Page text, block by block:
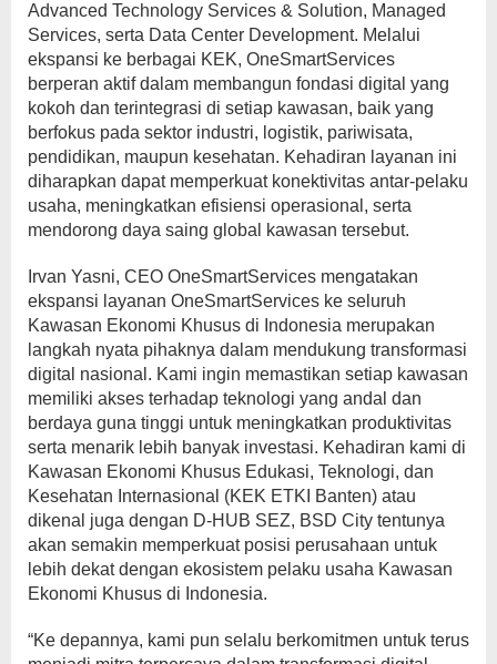
Advanced Technology Services & Solution, Managed
Services, serta Data Center Development. Melalui
ekspansi ke berbagai KEK, OneSmartServices
berperan aktif dalam membangun fondasi digital yang
kokoh dan terintegrasi di setiap kawasan, baik yang
berfokus pada sektor industri, logistik, pariwisata,
pendidikan, maupun kesehatan. Kehadiran layanan ini
diharapkan dapat memperkuat konektivitas antar-pelaku
usaha, meningkatkan efisiensi operasional, serta
mendorong daya saing global kawasan tersebut.
Irvan Yasni, CEO OneSmartServices mengatakan
ekspansi layanan OneSmartServices ke seluruh
Kawasan Ekonomi Khusus di Indonesia merupakan
langkah nyata pihaknya dalam mendukung transformasi
digital nasional. Kami ingin memastikan setiap kawasan
memiliki akses terhadap teknologi yang andal dan
berdaya guna tinggi untuk meningkatkan produktivitas
serta menarik lebih banyak investasi. Kehadiran kami di
Kawasan Ekonomi Khusus Edukasi, Teknologi, dan
Kesehatan Internasional (KEK ETKI Banten) atau
dikenal juga dengan D-HUB SEZ, BSD City tentunya
akan semakin memperkuat posisi perusahaan untuk
lebih dekat dengan ekosistem pelaku usaha Kawasan
Ekonomi Khusus di Indonesia.
“Ke depannya, kami pun selalu berkomitmen untuk terus